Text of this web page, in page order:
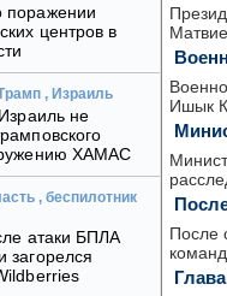
поражении
центров в
, Израиль
не
ХАМАС
, беспилотник
атаки БПЛА
загорелся
Ишык
После